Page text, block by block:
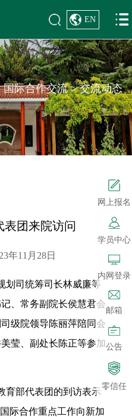
网上报名
学员中心
内网登录
邮箱
公告
零信任
EN
国际合作交流>交流动态
表团来院访问
年11月28日
划司统筹司长林威廉等
、常务副院长侯慧君会
级院领导陈丽萍陪同会
莹、副处长陈正等参加
育部代表团的到访表示
际合作重点工作向新加